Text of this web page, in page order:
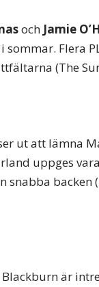
och Jamie
sommar. Flera
(The
ut att lämna
uppges
snabba backen
är